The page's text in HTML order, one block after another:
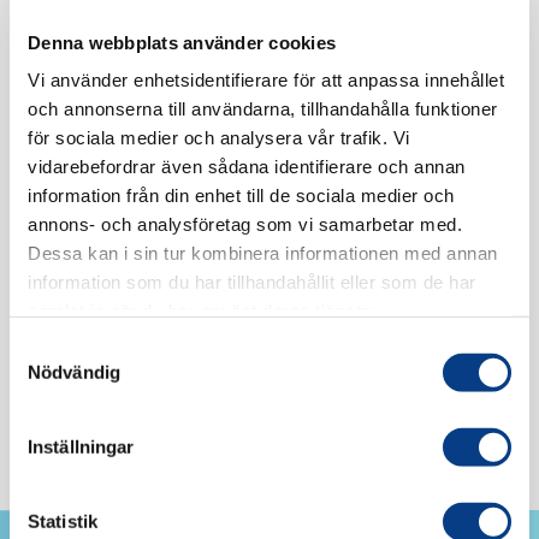
Denna webbplats använder cookies
Vi använder enhetsidentifierare för att anpassa innehållet
och annonserna till användarna, tillhandahålla funktioner
för sociala medier och analysera vår trafik. Vi
vidarebefordrar även sådana identifierare och annan
information från din enhet till de sociala medier och
annons- och analysföretag som vi samarbetar med.
Dessa kan i sin tur kombinera informationen med annan
information som du har tillhandahållit eller som de har
Nödvändig
Inställningar
Statistik
Beskriv ditt ärende